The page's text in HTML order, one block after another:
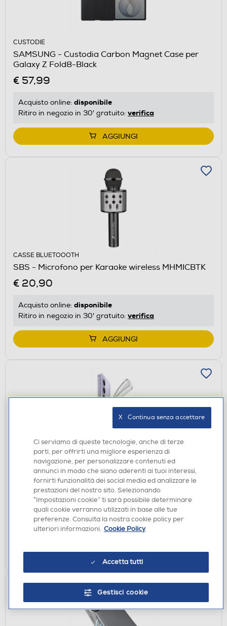
CUSTODIE
SAMSUNG - Custodia Carbon Magnet Case per
Galaxy Z Fold8-Black
€ 57,99
Acquisto online: disponibile
Ritiro in negozio in 30' gratuito: verifica
AGGIUNGI
CASSE BLUETOOOTH
SBS - Microfono per Karaoke wireless MHMICBTK
€ 20,90
Acquisto online: disponibile
Ritiro in negozio in 30' gratuito: verifica
AGGIUNGI
CUSTODIE
CELLULARLINE - Custodia gomma morbida SOFT
per XIAOMI REDMI 15 5G-Trasparente
€ 8,49
Acquisto online:disponibile
Ritiro in negozio:non disponibile
AGGIUNGI
Ci serviamo di queste tecnologie, anche di terze
parti, per offrirti una migliore esperienza di
navigazione, per personalizzare contenuti ed
annunci in modo che siano aderenti ai tuoi interessi,
fornirti funzionalità dei social media ed analizzare le
prestazioni del nostro sito. Selezionando
“Impostazioni cookie” ti sarà possibile determinare
quali cookie verranno utilizzati in base alle tue
preferenze. Consulta la nostra cookie policy per
ulteriori informazioni. Cookie Policy
Accetta tutti
Gestisci cookie
X   Continua senza accettare